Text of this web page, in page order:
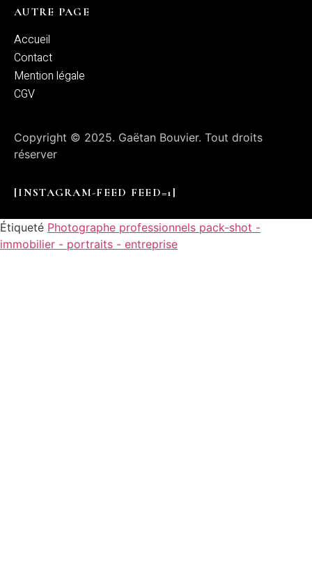
AUTRE PAGE
Accueil
Contact
Mention légale
CGV
Copyright © 2025. Gaëtan Bouvier. Tout droits
réserver
[INSTAGRAM-FEED FEED=1]
Étiqueté Photographe professionnels pack-shot -
immobilier - portraits - entreprise